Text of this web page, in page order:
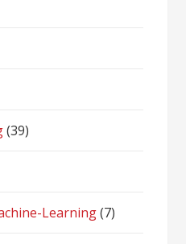
(39)
Learning(7)